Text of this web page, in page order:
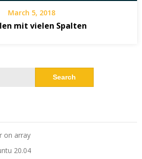
March 5, 2018
mit vielen Spalten
on array
20.04